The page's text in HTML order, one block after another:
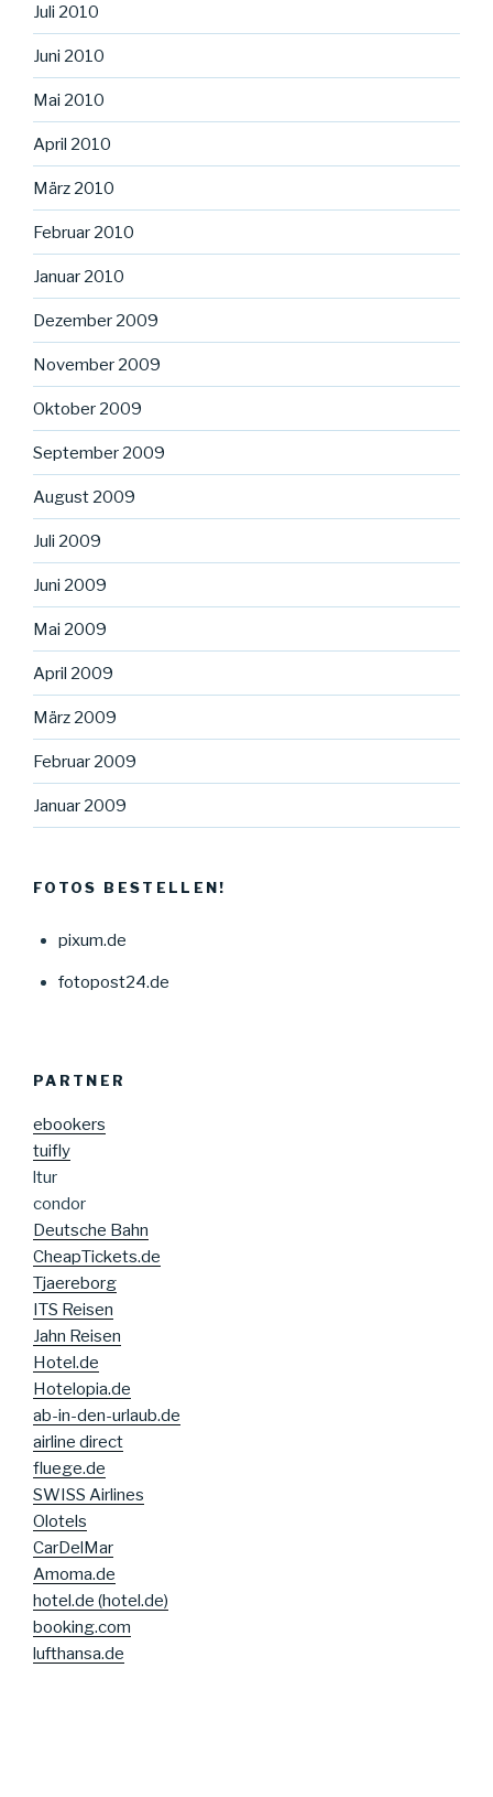
Juli 2010
Juni 2010
Mai 2010
April 2010
März 2010
Februar 2010
Januar 2010
Dezember 2009
November 2009
Oktober 2009
September 2009
August 2009
Juli 2009
Juni 2009
Mai 2009
April 2009
März 2009
Februar 2009
Januar 2009
FOTOS BESTELLEN!
pixum.de
fotopost24.de
PARTNER
ebookers
tuifly
ltur
condor
Deutsche Bahn
CheapTickets.de
Tjaereborg
ITS Reisen
Jahn Reisen
Hotel.de
Hotelopia.de
ab-in-den-urlaub.de
airline direct
fluege.de
SWISS Airlines
Olotels
CarDelMar
Amoma.de
hotel.de (hotel.de)
booking.com
lufthansa.de